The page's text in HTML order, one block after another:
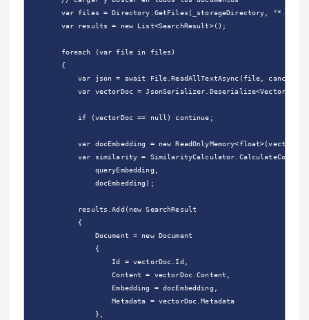
var files = Directory.GetFiles(_storageDirectory,
        var results = new List<SearchResult>();
        foreach (var file in files)
        {
var json = await File.ReadAllTextAsync(file,
var vectorDoc =
            if (vectorDoc == null) continue;
var docEmbedding = new
var similarity =
                queryEmbedding,
                docEmbedding);
            results.Add(new SearchResult
            {
                Document = new Document
                {
                    Id = vectorDoc.Id,
                    Content = vectorDoc.Content,
                    Embedding = docEmbedding,
                    Metadata = vectorDoc.Metadata
                },